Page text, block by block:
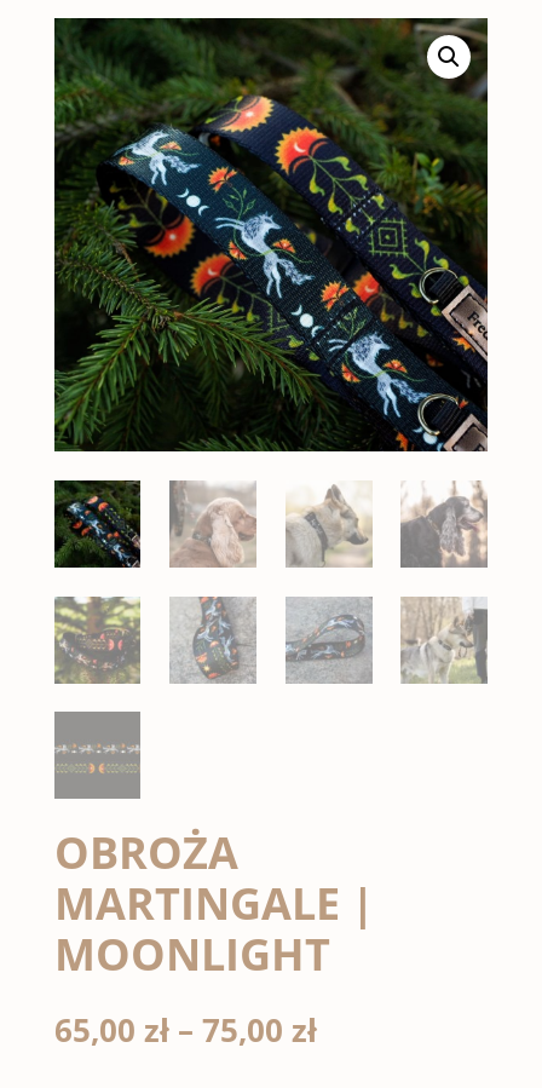
OBROŻA
MARTINGALE |
MOONLIGHT
65,00 zł – 75,00 złZakres